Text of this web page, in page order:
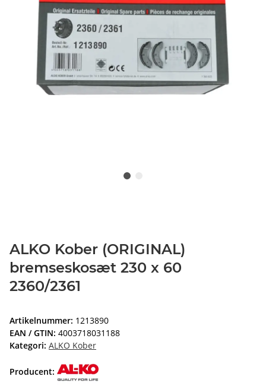
ALKO Kober (ORIGINAL)
bremseskosæt 230 x 60
2360/2361
Artikelnummer: 1213890
EAN / GTIN: 4003718031188
Kategori: ALKO Kober
Producent: